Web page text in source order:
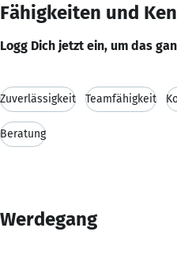
Fähigkeiten und
Logg Dich jetzt ein, um das
Zuverlässigkeit Teamfähigkeit
Beratung
Werdegang